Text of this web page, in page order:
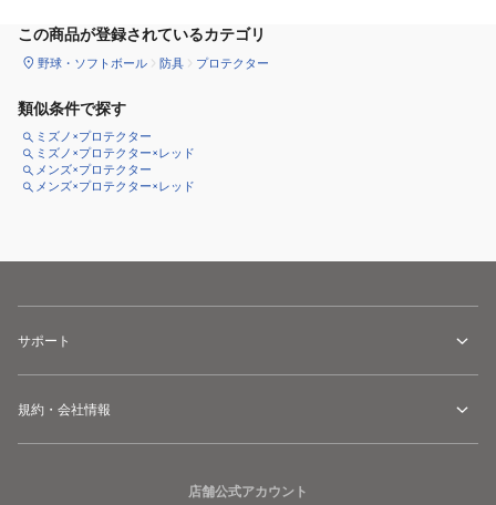
この商品が登録されているカテゴリ
野球・ソフトボール 防具 プロテクター
類似条件で探す
ミズノ×プロテクター
ミズノ×プロテクター×レッド
メンズ×プロテクター
メンズ×プロテクター×レッド
サポート
規約・会社情報
店舗公式アカウント